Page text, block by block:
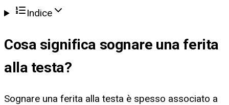
Indice
Cosa significa sognare una ferita
alla testa?
Sognare una ferita alla testa è spesso associato a